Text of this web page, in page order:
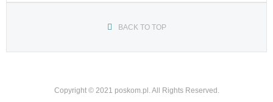
BACK TO TOP
Copyright © 2021 poskom.pl. All Rights Reserved.